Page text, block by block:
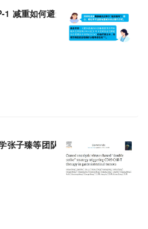
1 减重如何避免胃肠道反应？一文梳
子臻等团队研究利用包膜溶瘤病毒